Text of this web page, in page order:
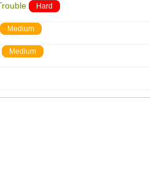
Hard
Medium
Medium